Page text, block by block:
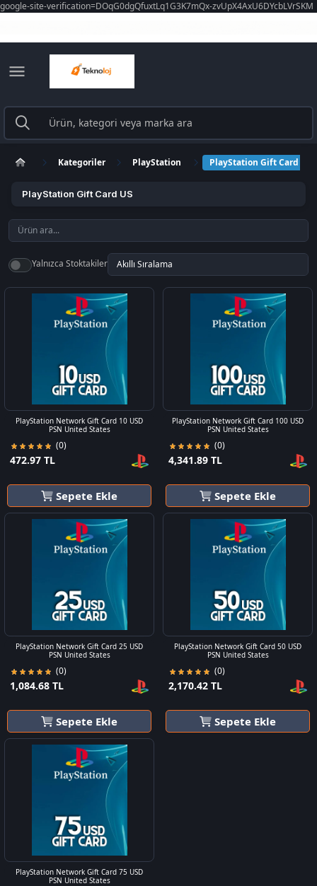
google-site-verification=DOqG0dgQfuxtLq1G3K7mQx-zvUpX4AxU6DYcbLVrSKM
Kategoriler PlayStation PlayStation Gift Card US
PlayStation Gift Card US
Yalnızca Stoktakiler
PlayStation Network Gift Card 10 USD
PSN United States
(0)
472.97 TL
Sepete Ekle
PlayStation Network Gift Card 100 USD
PSN United States
(0)
4,341.89 TL
Sepete Ekle
PlayStation Network Gift Card 25 USD
PSN United States
(0)
1,084.68 TL
Sepete Ekle
PlayStation Network Gift Card 50 USD
PSN United States
(0)
2,170.42 TL
Sepete Ekle
PlayStation Network Gift Card 75 USD
PSN United States